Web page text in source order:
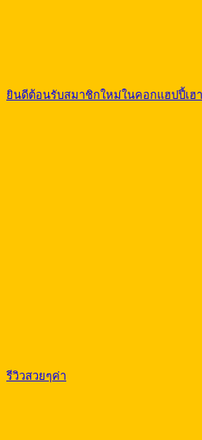
ยินดีต้อนรับสมาชิกใหม่ในคอกแฮปปี้เฮ
รีวิวสวยๆค่า